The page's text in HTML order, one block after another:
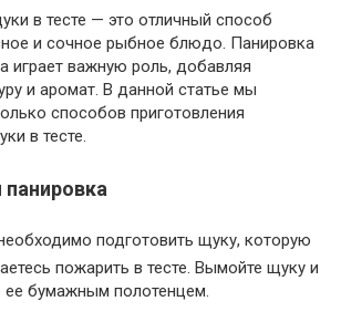
в тесте — это отличный способ
и сочное рыбное блюдо. Панировка
играет важную роль, добавляя
и аромат. В данной статье мы
способов приготовления
в тесте.
панировка
подготовить щуку, которую
пожарить в тесте. Вымойте щуку и
ее бумажным полотенцем.